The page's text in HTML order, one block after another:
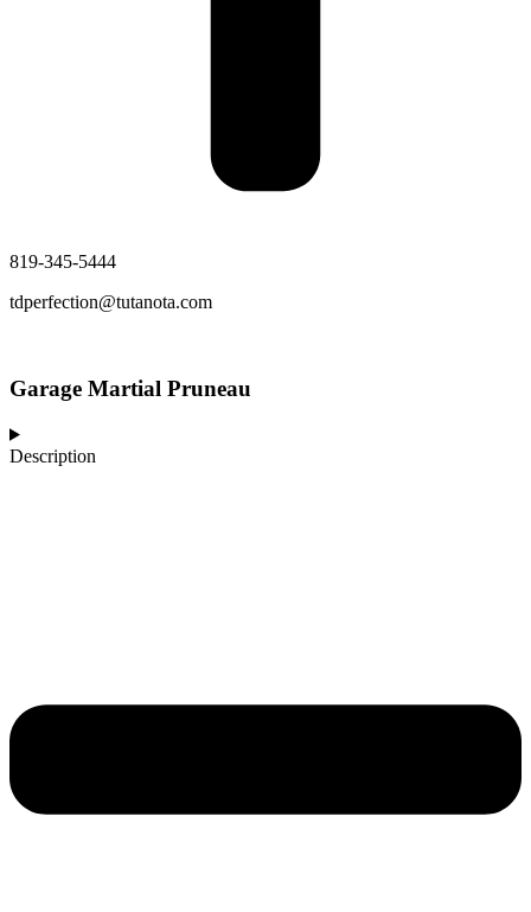
819-345-5444
tdperfection@tutanota.com
Garage Martial Pruneau
Description